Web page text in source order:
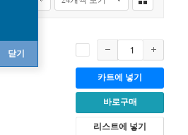
닫기
카트에 넣기
바로구매
리스트에 넣기